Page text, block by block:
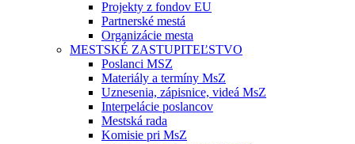
Projekty z fondov EU
Partnerské mestá
Organizácie mesta
MESTSKÉ ZASTUPITEĽSTVO
Poslanci MSZ
Materiály a termíny MsZ
Uznesenia, zápisnice, videá MsZ
Interpelácie poslancov
Mestská rada
Komisie pri MsZ